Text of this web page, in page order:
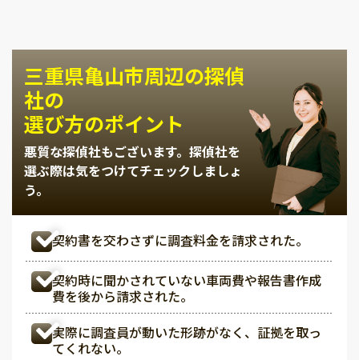
三重県亀山市周辺の探偵
社の
選び方のポイント
悪質な探偵社もございます。 探偵社を
選ぶ際は気をつけてチェックしましょ
う。
契約書を交わさずに調査料金を請求された。
契約時に聞かされていない車両費や報告書作成
費を後から請求された。
実際に調査員が動いた形跡がなく、証拠を取っ
てくれない。